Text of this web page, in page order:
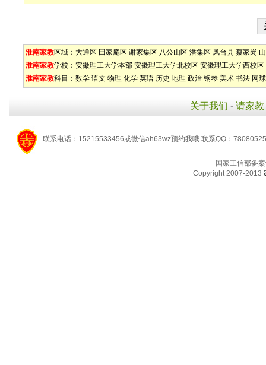
淮南家教区域： 大通区 田家庵区 谢家集区 八公山区 潘集区 凤台县 蔡家岗
淮南家教学校： 安徽理工大学本部 安徽理工大学北校区 安徽理工大学西校区
淮南家教科目： 数学 语文 物理 化学 英语 历史 地理 政治 钢琴 美术 书法 网球
关于我们 - 请家教
联系电话：15215533456或微信ah63wz预约我哦 联系QQ：
国家工信部备
Copyright 2007-2013